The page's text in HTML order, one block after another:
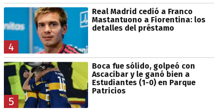
4
Real Madrid cedió a Franco
Mastantuono a Fiorentina: los
detalles del préstamo
5
Boca fue sólido, golpeó con
Ascacibar y le ganó bien a
Estudiantes (1-0) en Parque
Patricios